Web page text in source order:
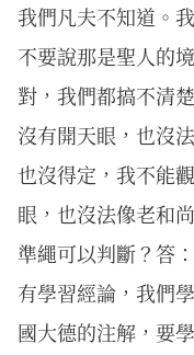
我們凡夫不知道。
不要說那是聖人的
對，我們都搞不清
沒有開天眼，也沒
也沒得定，我不能
眼，也沒法像老和
準繩可以判斷？答
有學習經論，我們
國大德的注解，要